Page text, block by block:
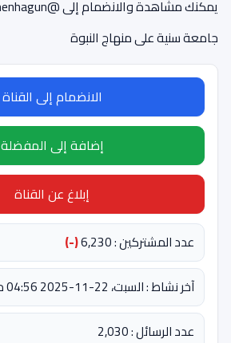
يمكنك مشاهدة والانضمام إلى @menhagun مباشرة.
جامعة سنية على منهاج النبوة
الانضمام إلى القناة
إضافة إلى المفضلة
إبلاغ عن القناة
عدد المشتركين : 6,230
(-)
آخر نشاط : السبت، 22-11-2025 04:56 مساءً
عدد الرسائل : 2,030